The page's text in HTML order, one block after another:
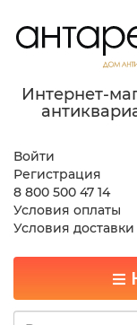
Интернет-
Войти
Регистрация
8 800 500 47 14
Условия оплаты
Условия доставки